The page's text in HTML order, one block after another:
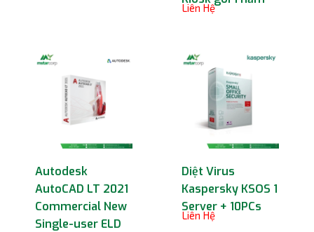
Liên Hệ
Autodesk
AutoCAD LT 2021
Commercial New
Single-user ELD
Diệt Virus
Kaspersky KSOS 1
Server + 10PCs
Liên Hệ